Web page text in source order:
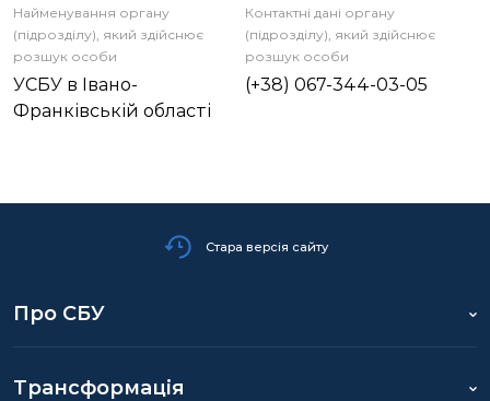
Найменування органу
(підрозділу), який здійснює
розшук особи
УСБУ в Івано-
Франківській області
Контактні дані органу
(підрозділу), який здійснює
розшук особи
(+38) 067-344-03-05
Стара версія сайту
Про СБУ
Трансформація